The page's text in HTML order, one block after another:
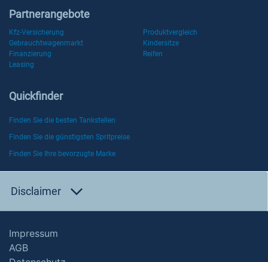
Partnerangebote
Kfz-Versicherung
Produktvergleich
Gebrauchtwagenmarkt
Kindersitze
Finanzierung
Reifen
Leasing
Quickfinder
Finden Sie die besten Tankstellen
Finden Sie die günstigsten Spritpreise
Finden Sie Ihre bevorzugte Marke
Disclaimer
Impressum
AGB